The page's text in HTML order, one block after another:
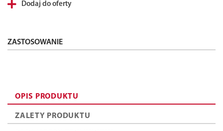
Dodaj do oferty
ZASTOSOWANIE
OPIS PRODUKTU
ZALETY PRODUKTU